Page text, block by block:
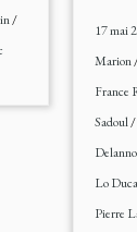
/
17 mai
Marion
France
Sadoul/
Lo Duca
Pierre